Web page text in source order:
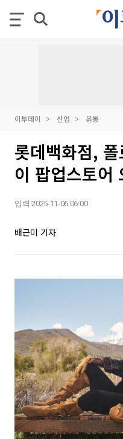
이투데이 산업 유통
롯데백화점,
이 팝업스토어
입력 2025-11-06 06:00
배근미 기자